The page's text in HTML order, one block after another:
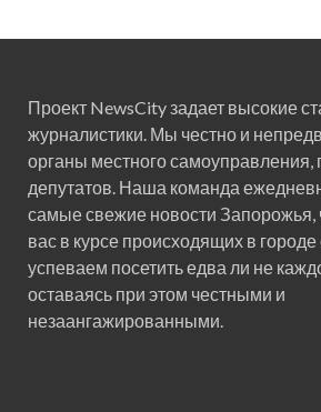
Проект NewsCity задает высокие
журналистики. Мы честно и
органы местного самоуправления,
депутатов. Наша команда
самые свежие новости Запорожья,
вас в курсе происходящих в
успеваем посетить едва ли не
оставаясь при этом честными и
незаангажированными.